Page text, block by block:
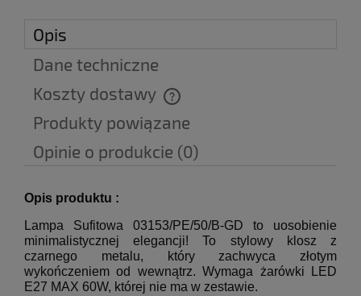
Opis
Dane techniczne
Koszty dostawy
Cena nie zawiera ewentualnych kosztów płatności
Produkty powiązane
Opinie o produkcie (0)
Opis produktu :
Lampa Sufitowa 03153/PE/50/B-GD to uosobienie
minimalistycznej elegancji!
To stylowy klosz z
czarnego metalu, który zachwyca złotym
wykończeniem od wewnątrz. Wymaga żarówki LED
E27 MAX 60W, której nie ma w zestawie.